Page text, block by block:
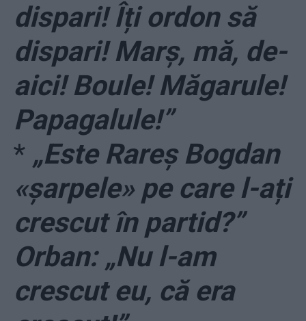
dispari! Îți ordon să
dispari! Marș, mă, de-
aici! Boule! Măgarule!
Papagalule!”
* „Este Rareș Bogdan
«șarpele» pe care l-ați
crescut în partid?”
Orban: „Nu l-am
crescut eu, că era